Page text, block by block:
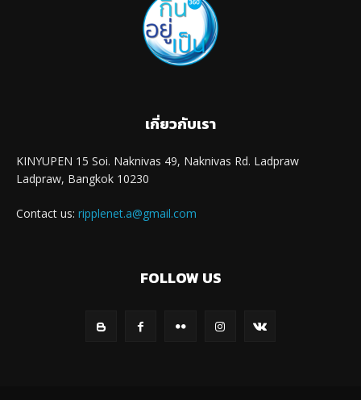
เกี่ยวกับเรา
KINYUPEN 15 Soi. Naknivas 49, Naknivas Rd. Ladpraw
Ladpraw, Bangkok 10230
Contact us: ripplenet.a@gmail.com
FOLLOW US